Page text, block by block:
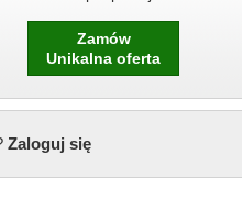
Zamów
Unikalna oferta
Zaloguj się